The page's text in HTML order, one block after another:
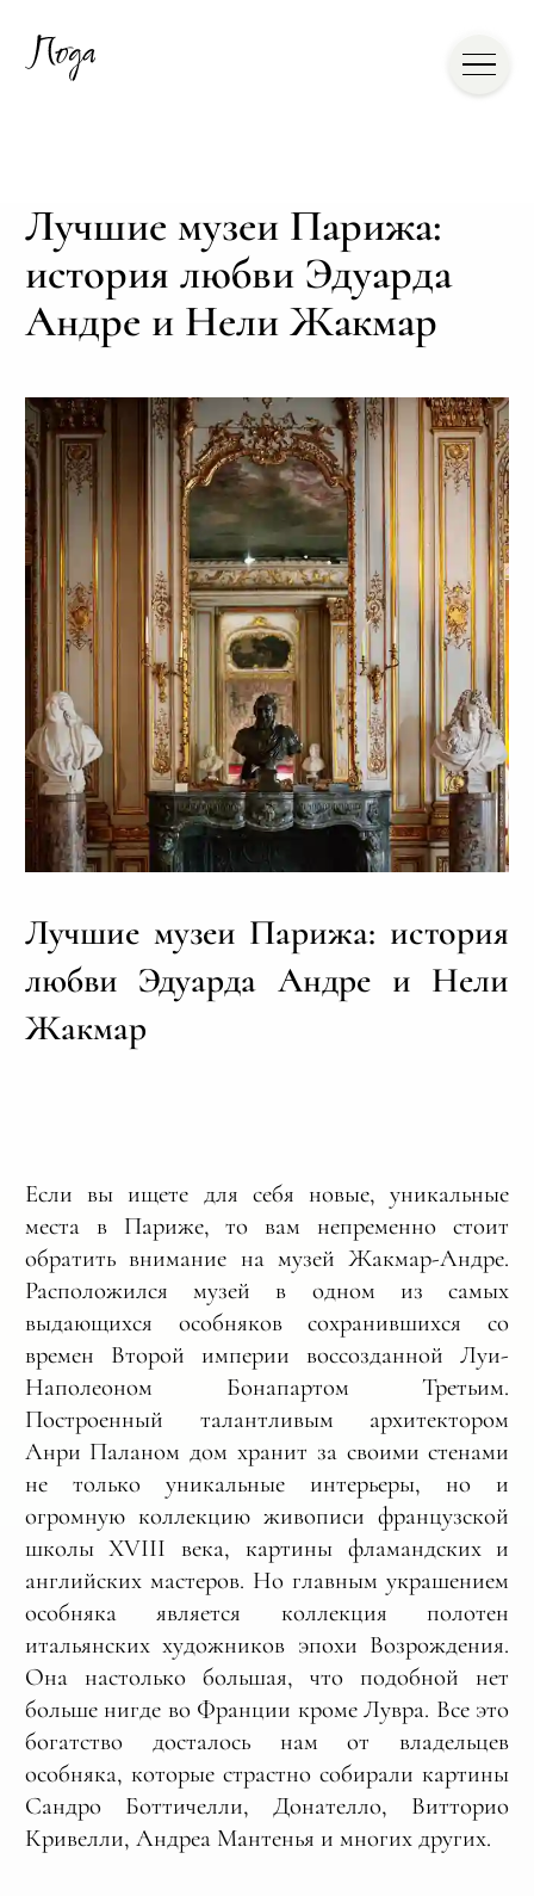
Лучшие музеи Парижа:
история любви Эдуарда
Андре и Нели Жакмар
Лучшие музеи Парижа: история
любви Эдуарда Андре и Нели
Жакмар
Если вы ищете для себя новые, уникальные
места в Париже, то вам непременно стоит
обратить внимание на музей Жакмар-Андре.
Расположился музей в одном из самых
выдающихся особняков сохранившихся со
времен Второй империи воссозданной Луи-
Наполеоном Бонапартом Третьим.
Построенный талантливым архитектором
Анри Паланом дом хранит за своими стенами
не только уникальные интерьеры, но и
огромную коллекцию живописи французской
школы XVIII века, картины фламандских и
английских мастеров. Но главным украшением
особняка является коллекция полотен
итальянских художников эпохи Возрождения.
Она настолько большая, что подобной нет
больше нигде во Франции кроме Лувра. Все это
богатство досталось нам от владельцев
особняка, которые страстно собирали картины
Сандро Боттичелли, Донателло, Витторио
Кривелли, Андреа Мантенья и многих других.